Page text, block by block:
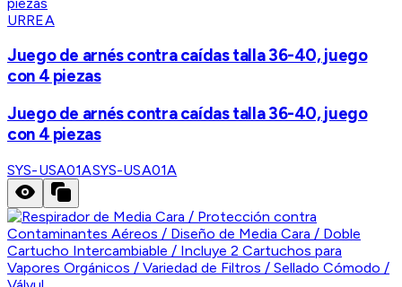
URREA
Juego de arnés contra caídas talla 36-40, juego
con 4 piezas
Juego de arnés contra caídas talla 36-40, juego
con 4 piezas
SYS-USA01ASYS-USA01A